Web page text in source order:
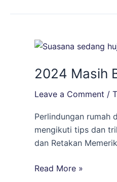
2024 Masih
Leave a Comment /
Perlindungan rumah
mengikuti tips dan
dan Retakan
2024
Bingung
Rumah
Rembesan
Hujan?
Read More »